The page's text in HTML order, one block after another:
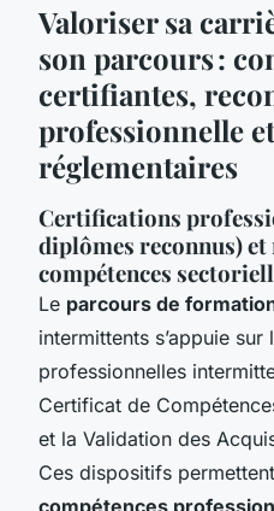
Valoriser sa
son parcours :
certifiantes,
professionnelle
réglementaires
Certifications
diplômes reconnus) et
compétences
Le parcours de
intermittents s’appuie
professionnelles
Certificat de
et la Validation des
Ces dispositifs
compétences